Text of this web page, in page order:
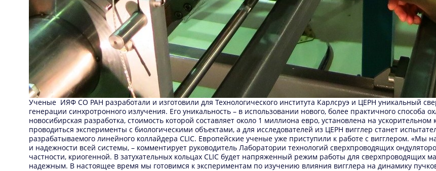
Ученые ИЯФ СО РАН разработали и изготовили для Технологического института Карлсруэ и ЦЕРН уникальный
генерации синхротронного излучения. Его уникальность – в использовании нового, более практичного способа
новосибирская разработка, стоимость которой составляет около 1 миллиона евро, установлена на
проводиться эксперименты с биологическими объектами, а для исследователей из ЦЕРН вигглер станет
разрабатываемого линейного коллайдера CLIC. Европейские ученые уже приступили к работе с вигглером. «Мы
и надежности всей системы, – комментирует руководитель Лаборатории технологий сверхпроводящих
частности, криогенной. В затухательных кольцах CLIC будет напряженный режим работы для сверхпроводящих
надежным. В настоящее время мы готовимся к экспериментам по изучению влияния вигглера на динамику